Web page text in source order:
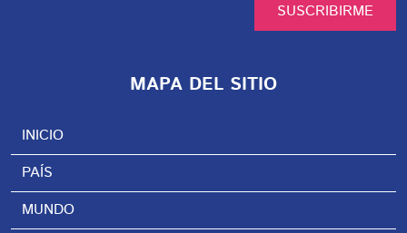
SUSCRIBIRME
MAPA DEL SITIO
INICIO
PAÍS
MUNDO